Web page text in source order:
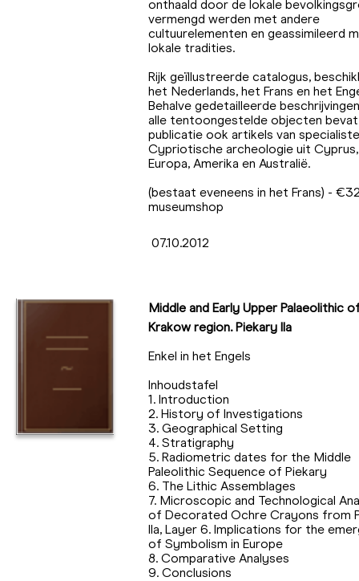
onthaald door de lokale
vermengd werden met andere
cultuurelementen en geassimileerd
lokale tradities.
Rijk geïllustreerde catalogus,
het Nederlands, het Frans en het
Behalve gedetailleerde
alle tentoongestelde objecten
publicatie ook artikels van
Cypriotische archeologie uit Cyprus,
Europa, Amerika en Australië.
(bestaat eveneens in het Frans) -
museumshop
07.10.2012
Middle and Early Upper Palaeolithic
Krakow region. Piekary IIa
Enkel in het Engels
Inhoudstafel
1. Introduction
2. History of Investigations
3. Geographical Setting
4. Stratigraphy
5. Radiometric dates for the Middle
Paleolithic Sequence of Piekary
6. The Lithic Assemblages
7. Microscopic and Technological
of Decorated Ochre Crayons from
IIa, Layer 6. Implications for the
of Symbolism in Europe
8. Comparative Analyses
9. Conclusions